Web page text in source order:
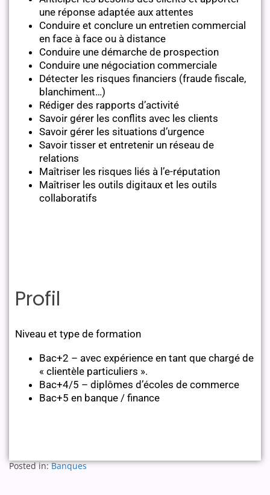
une réponse adaptée aux attentes
Conduire et conclure un entretien commercial
en face à face ou à distance
Conduire une démarche de prospection
Conduire une négociation commerciale
Détecter les risques financiers (fraude fiscale,
blanchiment…)
Rédiger des rapports d’activité
Savoir gérer les conflits avec les clients
Savoir gérer les situations d’urgence
Savoir tisser et entretenir un réseau de
relations
Maîtriser les risques liés à l’e-réputation
Maîtriser les outils digitaux et les outils
collaboratifs
Profil
Niveau et type de formation
Bac+2 – avec expérience en tant que chargé de
« clientèle particuliers ».
Bac+4/5 – diplômes d’écoles de commerce
Bac+5 en banque / finance
Posted in:Banques